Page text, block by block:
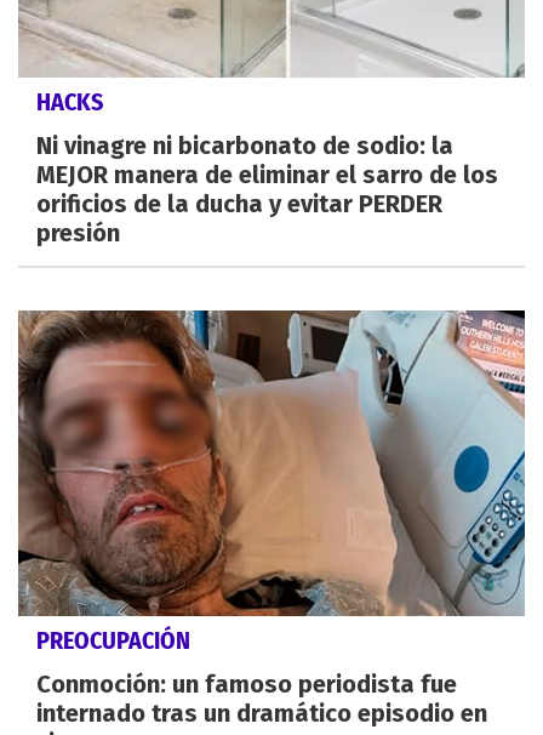
HACKS
Ni vinagre ni bicarbonato de sodio: la
MEJOR manera de eliminar el sarro de los
orificios de la ducha y evitar PERDER
presión
PREOCUPACIÓN
Conmoción: un famoso periodista fue
internado tras un dramático episodio en